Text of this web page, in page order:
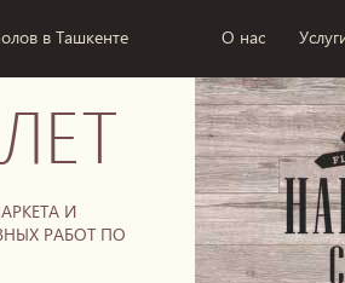
в Ташкенте О нас
И
РАБОТ ПО